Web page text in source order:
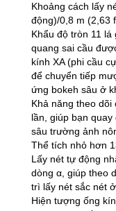
Khoảng cách lấy
động)/0,8 m (2,63
Khẩu độ tròn 11
quang sai cầu
kính XA (phi cầu
để chuyển tiếp
ứng bokeh sâu ở
Khả năng theo
lần, giúp bạn
sâu trường ảnh
Thể tích nhỏ hơn
Lấy nét tự động
dòng α, giúp theo
trì lấy nét sắc nét
Hiện tượng ống